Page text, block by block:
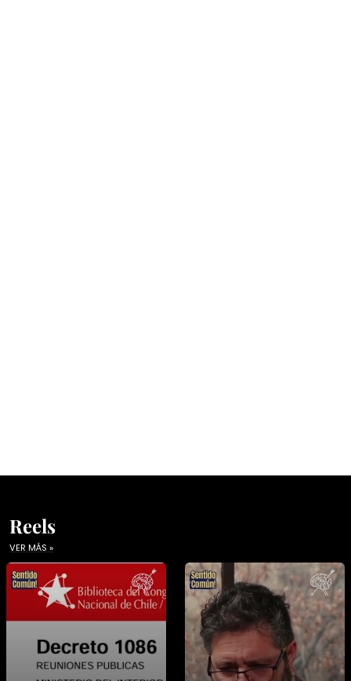
Reels
VER MÁS »